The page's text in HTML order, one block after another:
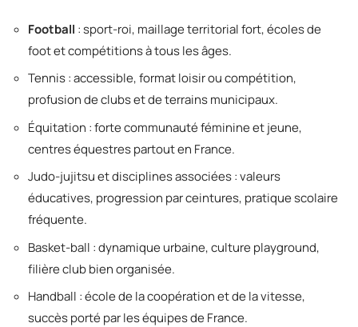
Football : sport-roi, maillage territorial fort, écoles de
foot et compétitions à tous les âges.
Tennis : accessible, format loisir ou compétition,
profusion de clubs et de terrains municipaux.
Équitation : forte communauté féminine et jeune,
centres équestres partout en France.
Judo-jujitsu et disciplines associées : valeurs
éducatives, progression par ceintures, pratique scolaire
fréquente.
Basket-ball : dynamique urbaine, culture playground,
filière club bien organisée.
Handball : école de la coopération et de la vitesse,
succès porté par les équipes de France.